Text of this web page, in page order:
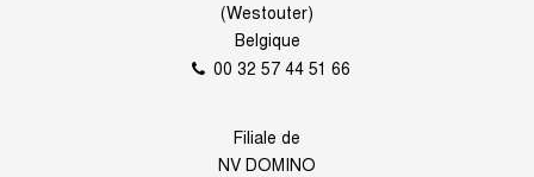
(Westouter)
Belgique
00 32 57 44 51 66
Filiale de
NV DOMINO